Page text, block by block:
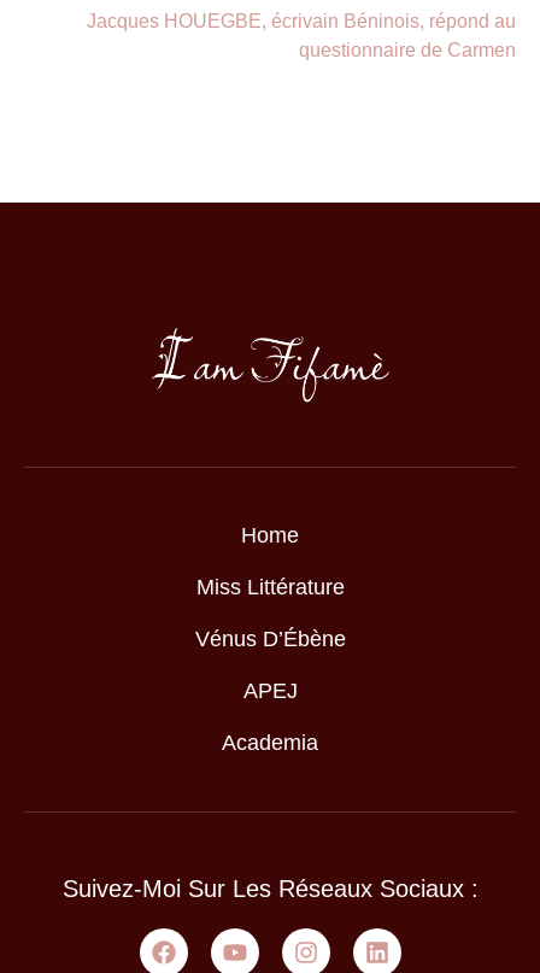
Jacques HOUEGBE, écrivain Béninois, répond au
questionnaire de Carmen
Home
Miss Littérature
Vénus D’Ébène
APEJ
Academia
Suivez-Moi Sur Les Réseaux Sociaux :